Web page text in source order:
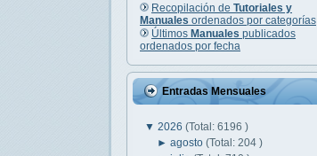
Recopilación de Tutoriales y
Manuales ordenados por categorías
Últimos Manuales publicados
ordenados por fecha
Entradas Mensuales
▼ 2026 (Total: 6196 )
►agosto(Total: 204 )